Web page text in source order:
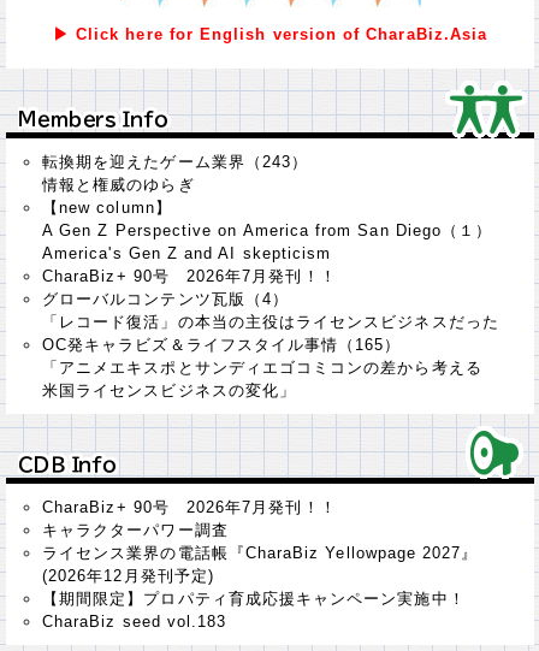
▶ Click here for English version of CharaBiz.Asia
Ｍｅｍｂｅｒｓ Ｉｎｆｏ
Ｍｅｍｂｅｒｓ Ｉｎｆｏ
転換期を迎えたゲーム業界（243）
情報と権威のゆらぎ
【new column】
A Gen Z Perspective on America from San Diego（１）
America's Gen Z and AI skepticism
CharaBiz+ 90号 2026年7月発刊！！
グローバルコンテンツ瓦版（4）
「レコード復活」の本当の主役はライセンスビジネスだった
OC発キャラビズ＆ライフスタイル事情（165）
「アニメエキスポとサンディエゴコミコンの差から考える
米国ライセンスビジネスの変化」
ＣＤＢ Ｉｎｆｏ
ＣＤＢ Ｉｎｆｏ
CharaBiz+ 90号 2026年7月発刊！！
キャラクターパワー調査
ライセンス業界の電話帳『CharaBiz Yellowpage 2027』
(2026年12月発刊予定)
【期間限定】プロパティ育成応援キャンペーン実施中！
CharaBiz seed vol.183